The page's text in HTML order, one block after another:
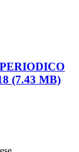
PERIODICO
(7.43 MB)